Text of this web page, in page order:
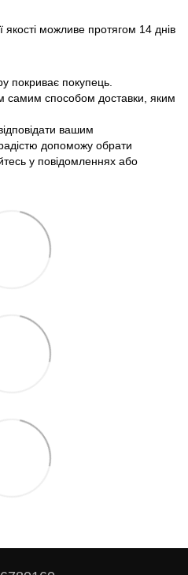
можливе протягом 14 днів
покриває покупець.
самим способом доставки, яким
вашим
допоможу обрати
у повідомленнях або